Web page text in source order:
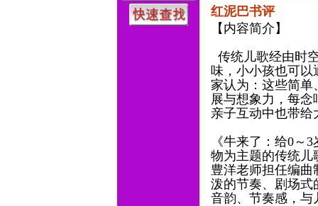
红泥巴书评
【内容简介】
传统儿歌经由时
味，小小孩也可以
家认为：这些简
展与想象力，每
亲子互动中也带
《牛来了：给0～
物为主题的传统儿
豊洋老师担任编
泼的节奏、剧场式
音韵、节奏感，